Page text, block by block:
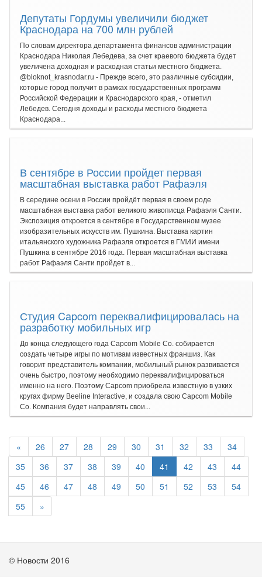
Депутаты Гордумы увеличили бюджет
Краснодара на 700 млн рублей
По словам директора департамента финансов администрации
Краснодара Николая Лебедева, за счет краевого бюджета будет
увеличена доходная и расходная статьи местного бюджета.
@bloknot_krasnodar.ru - Прежде всего, это различные субсидии,
которые город получит в рамках государственных программ
Российской Федерации и Краснодарского края, - отметил
Лебедев. Сегодня доходы и расходы местного бюджета
Краснодара...
В сентябре в России пройдет первая
масштабная выставка работ Рафаэля
В середине осени в России пройдёт первая в своем роде
масштабная выставка работ великого живописца Рафаэля Санти.
Экспозиция откроется в сентябре в Государственном музее
изобразительных искусств им. Пушкина. Выставка картин
итальянского художника Рафаэля откроется в ГМИИ имени
Пушкина в сентябре 2016 года. Первая масштабная выставка
работ Рафаэля Санти пройдет в...
Студия Capcom переквалифицировалась на
разработку мобильных игр
До конца следующего года Capcom Mobile Co. собирается
создать четыре игры по мотивам известных франшиз. Как
говорит представитель компании, мобильный рынок развивается
очень быстро, поэтому необходимо переквалифицироваться
именно на него. Поэтому Capcom приобрела известную в узких
кругах фирму Beeline Interactive, и создала свою Capcom Mobile
Co. Компания будет направлять свои...
« 26 27 28 29 30 31 32 33
34
35
36 37 38 39 40 41 42 43
44
45
46 47 48 49 50 51 52 53
54
55
»
© Новости 2016